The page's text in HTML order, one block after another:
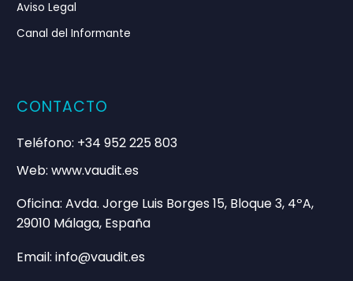
Aviso Legal
Canal del Informante
CONTACTO
Teléfono: +34 952 225 803
Web: www.vaudit.es
Oficina: Avda. Jorge Luis Borges 15, Bloque 3, 4ºA,
29010 Málaga, España
Email: info@vaudit.es